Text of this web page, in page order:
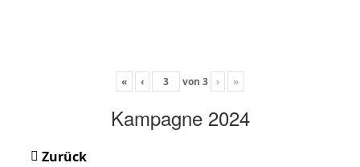
« ‹ von 3 › »
Kampagne 2024
Zurück